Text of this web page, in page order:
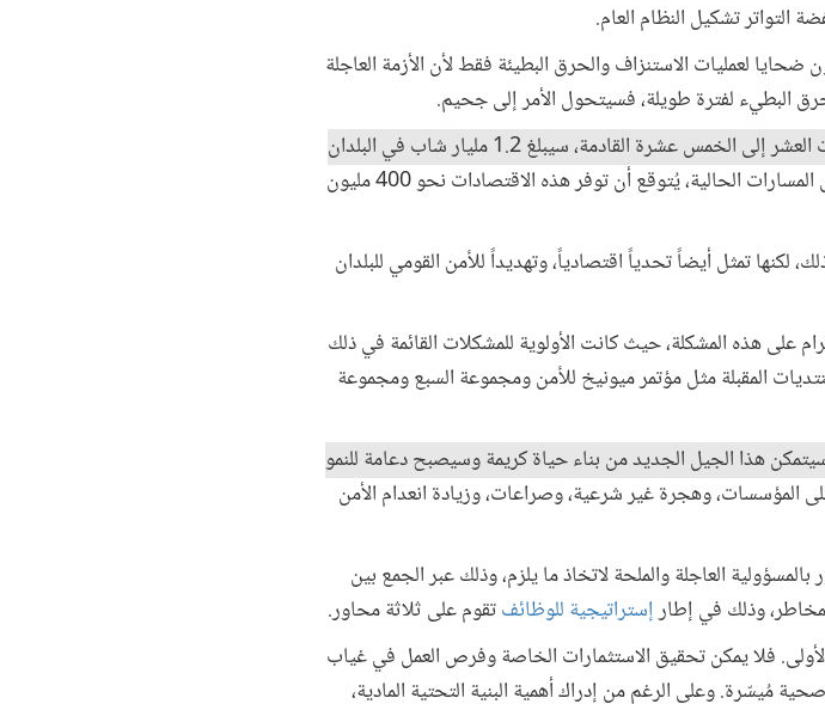
التواتر تشكيل النظام العام.
ضحايا لعمليات الاستنزاف والحرق البطيئة فقط لأن الأزمة العاجلة
البطيء لفترة طويلة، فسيتحول الأمر إلى جحيم.
ففي السنوات العشر إلى الخمس عشرة القادمة، سيبلغ 1.2 مليار شاب في البلدان
وبناءً على المسارات الحالية، يُتوقع أن توفر هذه الاقتصادات نحو 400 مليون
لكنها تمثل أيضاً تحدياً اقتصادياً، وتهديداً للأمن القومي للبلدان
على هذه المشكلة، حيث كانت الأولوية للمشكلات القائمة في ذلك
المقبلة مثل مؤتمر ميونيخ للأمن ومجموعة السبع ومجموعة
هذا الجيل الجديد من بناء حياة كريمة وسيصبح دعامة للنمو
المؤسسات، وهجرة غير شرعية، وصراعات، وزيادة انعدام الأمن
العاجلة والملحة لاتخاذ ما يلزم، وذلك عبر الجمع بين
وذلك في إطارإستراتيجية للوظائفتقوم على ثلاثة محاور.
الأولى. فلا يمكن تحقيق الاستثمارات الخاصة وفرص العمل في غياب
مُيسّرة. وعلى الرغم من إدراك أهمية البنية التحتية المادية،